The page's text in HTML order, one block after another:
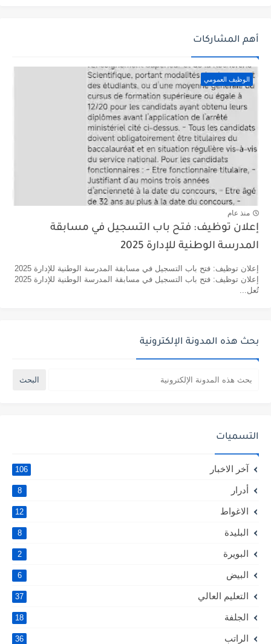
أهم المشاركات
الوظيف العمومي
منذ عام
إعلان توظيف: فتح باب التسجيل في مسابقة
المدرسة الوطنية للإدارة 2025
إعلان توظيف: فتح باب التسجيل في مسابقة المدرسة الوطنية للإدارة 2025
إعلان توظيف: فتح باب التسجيل في مسابقة المدرسة الوطنية للإدارة 2025
تُعل...
بحث هذه المدونة الإلكترونية
التسميات
آخر الاخبار 106
أدرار 8
الاغواط 12
البليدة 8
البويرة 2
البيض 6
التعليم العالي 37
الجلفة 18
الراتب 36